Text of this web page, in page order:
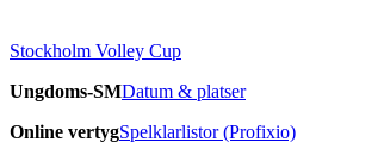
Stockholm Volley Cup
Ungdoms-SMDatum & platser
Online vertygSpelklarlistor (Profixio)